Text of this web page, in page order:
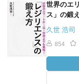
世界のエ
ス」の鍛
久世 浩司
854